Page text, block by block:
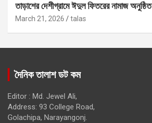
তাড়াশের দেশীগ্রামে ঈদুল ফিতরের নামাজ অনুষ্ঠিত
March 21, 2026 talas
দৈনিক তালাশ ডট কম
Editor : Md. Jewel Ali,
Address: 93 College Road,
Golachipa, Narayangonj.